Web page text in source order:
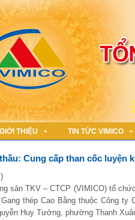
GIỚI THIỆU TIN TỨC VIMICO
Cung cấp than cốc luyện
)
sản TKV – CTCP (VIMICO) tổ
thép Cao Bằng thuộc Công ty
Huy Tưởng, phường Thanh